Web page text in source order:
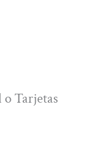
o Tarjetas